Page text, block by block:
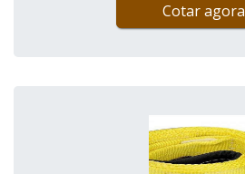
Cotar agora